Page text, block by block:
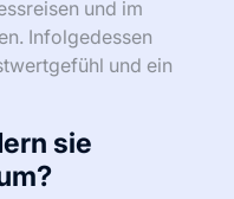
und im
Infolgedessen
und ein
sie